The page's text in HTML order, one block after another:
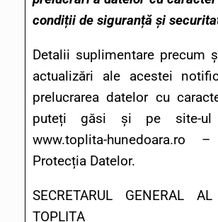
condiții de siguranță și
Detalii suplimentare precum
actualizări ale acestei
prelucrarea datelor cu
puteți găsi și pe site-ul
www.toplita-hunedoara.ro
Protecția Datelor.
SECRETARUL GENERAL
TOPLIȚA